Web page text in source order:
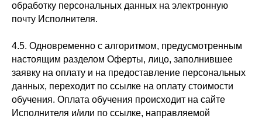
обработку персональных данных на электронную
почту Исполнителя.
4.5. Одновременно с алгоритмом, предусмотренным
настоящим разделом Оферты, лицо, заполнившее
заявку на оплату и на предоставление персональных
данных, переходит по ссылке на оплату стоимости
обучения. Оплата обучения происходит на сайте
Исполнителя и/или по ссылке, направляемой